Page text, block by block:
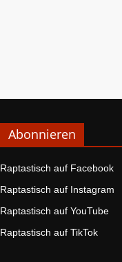
Abonnieren
Raptastisch auf Facebook
Raptastisch auf Instagram
Raptastisch auf YouTube
Raptastisch auf TikTok